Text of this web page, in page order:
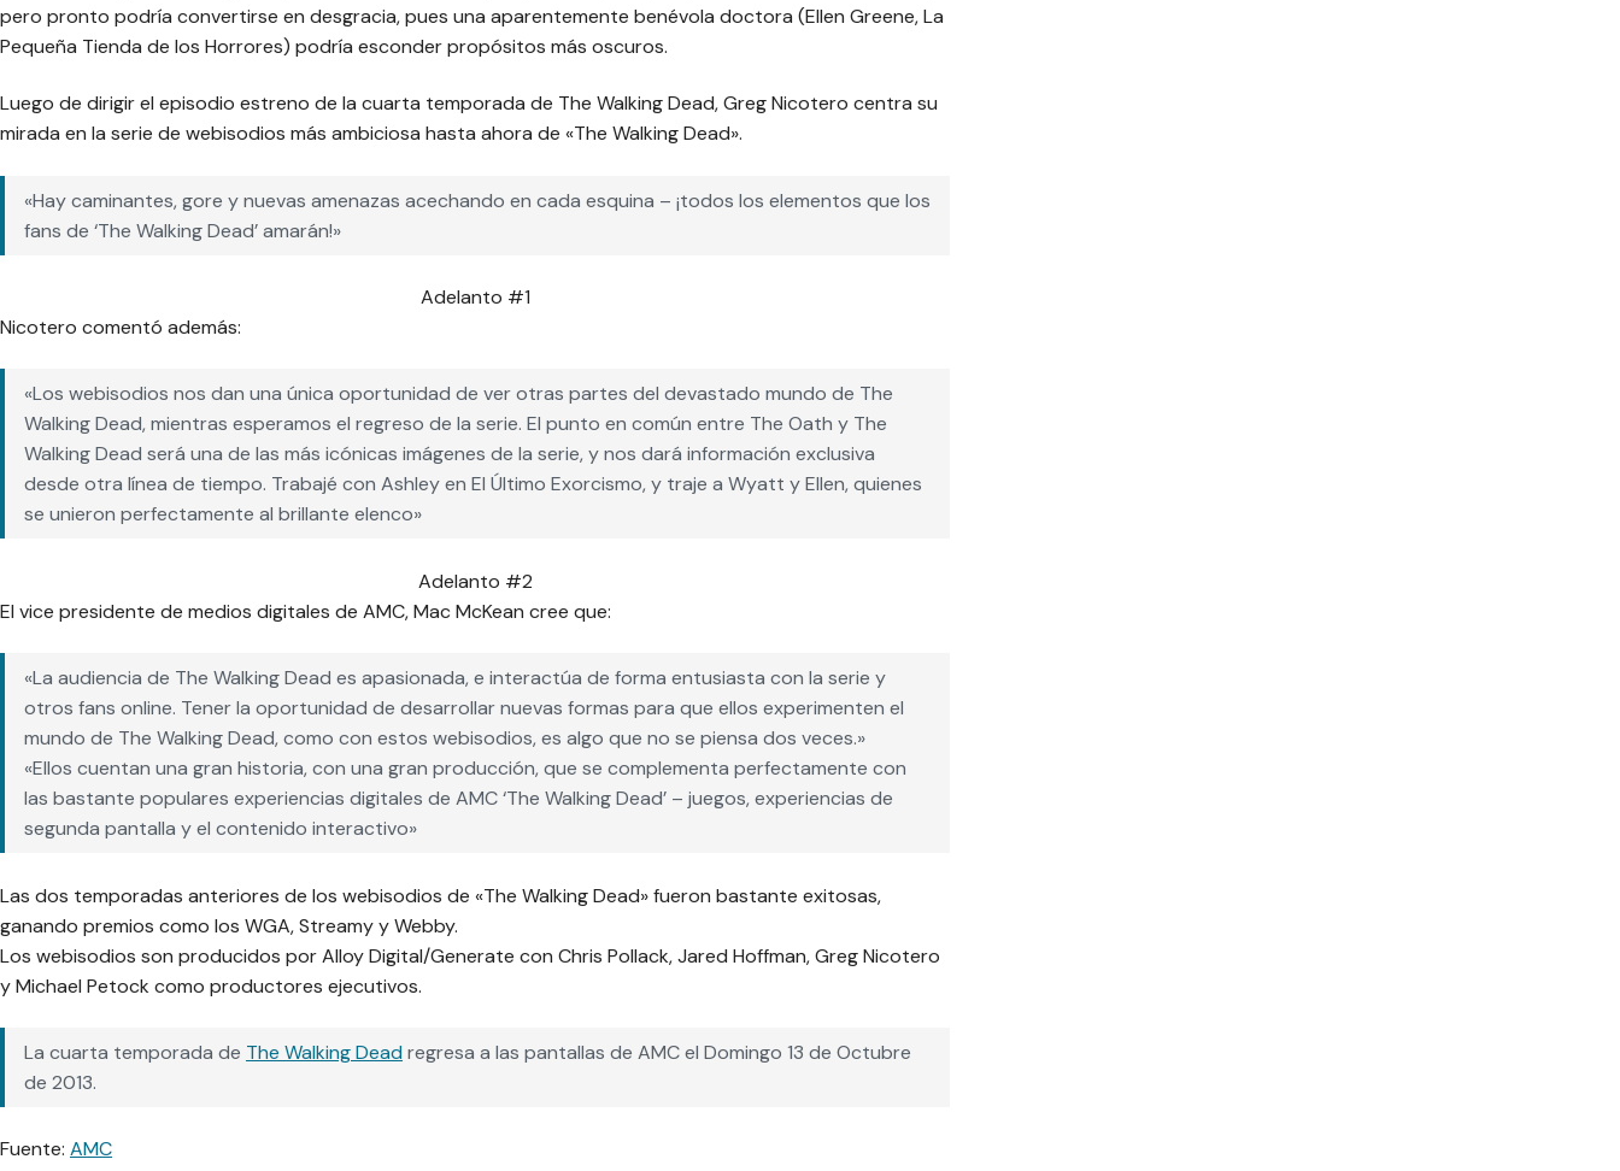
pero pronto podría convertirse en desgracia, pues una aparentemente benévola doctora (Ellen Greene, La
Pequeña Tienda de los Horrores) podría esconder propósitos más oscuros.
Luego de dirigir el episodio estreno de la cuarta temporada de The Walking Dead, Greg Nicotero centra su
mirada en la serie de webisodios más ambiciosa hasta ahora de «The Walking Dead».
«Hay caminantes, gore y nuevas amenazas acechando en cada esquina – ¡todos los elementos que los
fans de ‘The Walking Dead’ amarán!»
Adelanto #1
Nicotero comentó además:
«Los webisodios nos dan una única oportunidad de ver otras partes del devastado mundo de The
Walking Dead, mientras esperamos el regreso de la serie. El punto en común entre The Oath y The
Walking Dead será una de las más icónicas imágenes de la serie, y nos dará información exclusiva
desde otra línea de tiempo. Trabajé con Ashley en El Último Exorcismo, y traje a Wyatt y Ellen, quienes
se unieron perfectamente al brillante elenco»
Adelanto #2
El vice presidente de medios digitales de AMC, Mac McKean cree que:
«La audiencia de The Walking Dead es apasionada, e interactúa de forma entusiasta con la serie y
otros fans online. Tener la oportunidad de desarrollar nuevas formas para que ellos experimenten el
mundo de The Walking Dead, como con estos webisodios, es algo que no se piensa dos veces.»
«Ellos cuentan una gran historia, con una gran producción, que se complementa perfectamente con
las bastante populares experiencias digitales de AMC ‘The Walking Dead’ – juegos, experiencias de
segunda pantalla y el contenido interactivo»
Las dos temporadas anteriores de los webisodios de «The Walking Dead» fueron bastante exitosas,
ganando premios como los WGA, Streamy y Webby.
Los webisodios son producidos por Alloy Digital/Generate con Chris Pollack, Jared Hoffman, Greg Nicotero
y Michael Petock como productores ejecutivos.
La cuarta temporada de The Walking Dead regresa a las pantallas de AMC el Domingo 13 de Octubre
de 2013.
Fuente: AMC